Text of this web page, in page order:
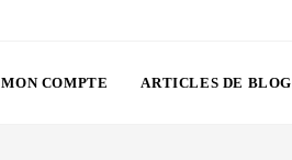
MON COMPTE ARTICLES DE BLOG